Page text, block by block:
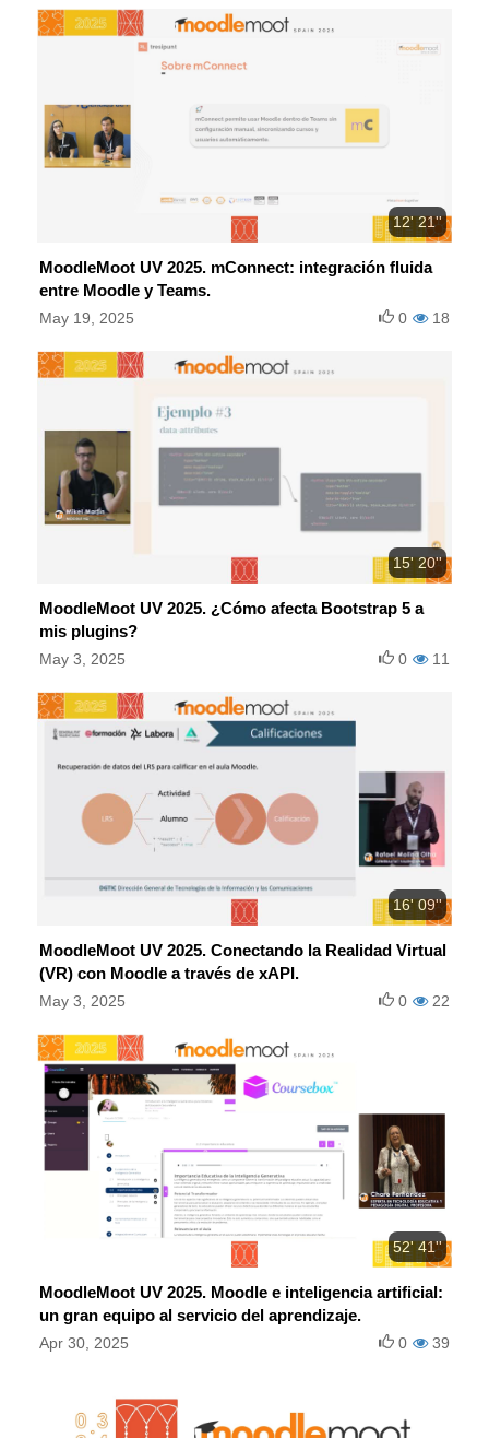
12' 21''
MoodleMoot UV 2025. mConnect: integración fluida
entre Moodle y Teams.
May 19, 2025 18
0
15' 20''
MoodleMoot UV 2025. ¿Cómo afecta Bootstrap 5 a
mis plugins?
May 3, 2025 11
0
16' 09''
MoodleMoot UV 2025. Conectando la Realidad Virtual
(VR) con Moodle a través de xAPI.
May 3, 2025 22
0
52' 41''
MoodleMoot UV 2025. Moodle e inteligencia artificial:
un gran equipo al servicio del aprendizaje.
Apr 30, 2025 39
0